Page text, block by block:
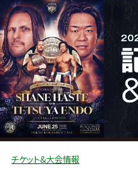
チケット&大会情報